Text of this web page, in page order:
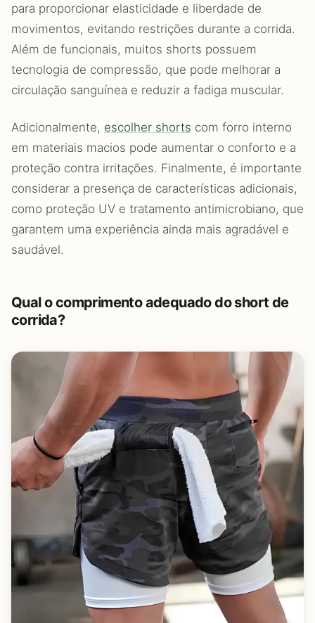
para proporcionar elasticidade e liberdade de
movimentos, evitando restrições durante a corrida.
Além de funcionais, muitos shorts possuem
tecnologia de compressão, que pode melhorar a
circulação sanguínea e reduzir a fadiga muscular.
Adicionalmente, escolher shorts com forro interno
em materiais macios pode aumentar o conforto e a
proteção contra irritações. Finalmente, é importante
considerar a presença de características adicionais,
como proteção UV e tratamento antimicrobiano, que
garantem uma experiência ainda mais agradável e
saudável.
Qual o comprimento adequado do short de
corrida?